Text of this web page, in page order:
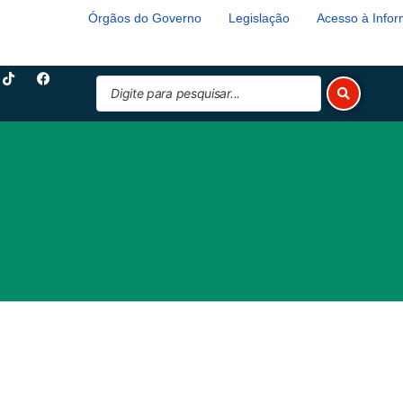
Órgãos do Governo Legislação Acesso à
T
i
o
F
a
b
Pesquisar